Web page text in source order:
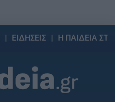
ΕΙΔΗΣΕΙΣ Η ΠΑΙΔΕΙΑ